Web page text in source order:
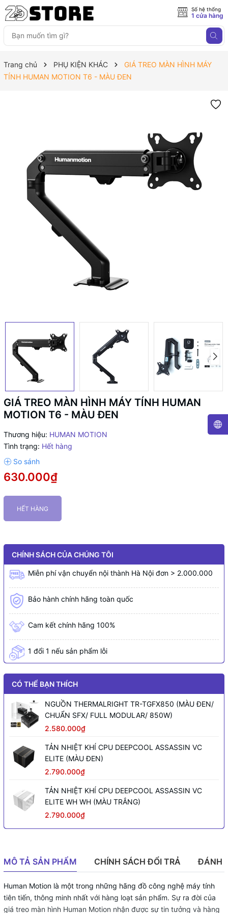
Số hệ thống
1 cửa hàng
Trang chủ PHỤ KIỆN KHÁC
GIÁ TREO MÀN HÌNH MÁY
TÍNH HUMAN MOTION T6 - MÀU ĐEN
GIÁ TREO MÀN HÌNH MÁY TÍNH HUMAN
MOTION T6 - MÀU ĐEN
Thương hiệu: HUMAN MOTION
Tình trạng: Hết hàng
630.000₫
HẾT HÀNG
CHÍNH SÁCH CỦA CHÚNG TÔI
Miễn phí vận chuyển nội thành Hà Nội đơn > 2.000.000
Bảo hành chính hãng toàn quốc
Cam kết chính hãng 100%
1 đổi 1 nếu sản phẩm lỗi
CÓ THỂ BẠN THÍCH
NGUỒN THERMALRIGHT TR-TGFX850 (MÀU ĐEN/
CHUẨN SFX/ FULL MODULAR/ 850W)
2.580.000₫
TẢN NHIỆT KHÍ CPU DEEPCOOL ASSASSIN VC
ELITE (MÀU ĐEN)
2.790.000₫
TẢN NHIỆT KHÍ CPU DEEPCOOL ASSASSIN VC
ELITE WH WH (MÀU TRẮNG)
2.790.000₫
MÔ TẢ SẢN PHẨM CHÍNH SÁCH ĐỔI TRẢ ĐÁNH
Human Motion là một trong những hãng đồ công nghệ máy tính
tiên tiến, thông minh nhất với hàng loạt sản phẩm. Sự ra đời của
giá treo màn hình Human Motion nhận được sự tin tưởng và hàng